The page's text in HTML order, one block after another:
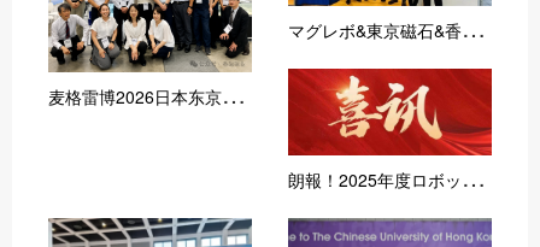
麦
格雷博2026日本东京线圈及电机展览会TECHNO-FRONTIER圆满收官！
マ
グレボ&東京磁石&香磁磁業が2026年第5回ドイツ・アウグスブルク国際コイル、電機、絶縁材料及び電気製品の製造展に出展
朗
報！2025年度ロボットコア技術革新賞受賞おめでとう